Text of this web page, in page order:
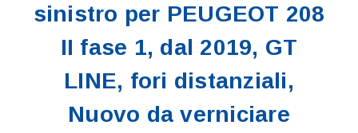
sinistro per PEUGEOT 208
II fase 1, dal 2019, GT
LINE, fori distanziali,
Nuovo da verniciare